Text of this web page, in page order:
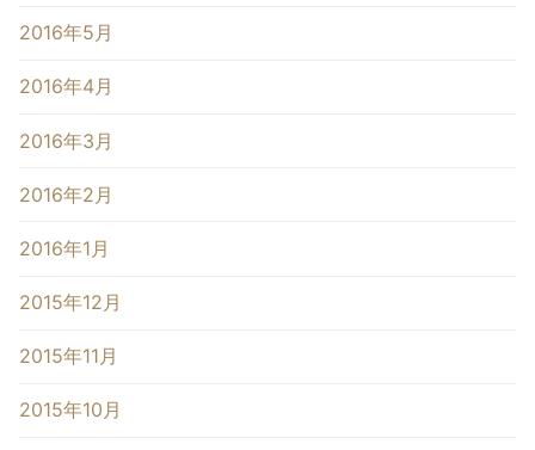
2016年5月
2016年4月
2016年3月
2016年2月
2016年1月
2015年12月
2015年11月
2015年10月